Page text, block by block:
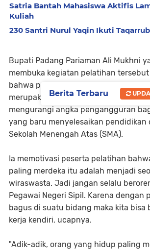
Satria Bantah Mahasiswa Aktifis
Kuliah
230 Santri Nurul Yaqin Ikuti
Bupati Padang Pariaman Ali Mukhni
membuka kegiatan pelatihan
bahwa pelatihan keterampilan
merupakan salah satu upaya
mengurangi angka pengangguran
yang baru menyelesaikan pendidikan
Sekolah Menengah Atas (SMA).
Ia memotivasi peserta pelatihan
paling merdeka itu adalah menjadi
wiraswasta. Jadi jangan selalu
Pegawai Negeri Sipil. Karena dengan
bagus di suatu bidang maka kita bisa
kerja kendiri, ucapnya.
"Adik-adik, orang yang hidup paling
Berita Terbaru